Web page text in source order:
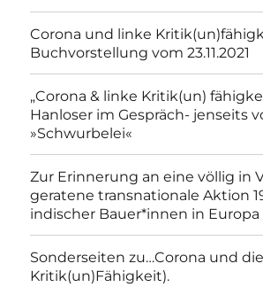
Corona und linke
Buchvorstellung vom 23.11.2021
„Corona & linke Kritik(un)
Hanloser im Gespräch- jenseits
»Schwurbelei«
Zur Erinnerung an eine völlig in
geratene transnationale Aktion
indischer Bauer*innen in Europa
Sonderseiten zu…Corona und
Kritik(un)Fähigkeit).